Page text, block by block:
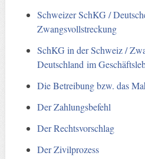
Schweizer SchKG /
Zwangsvollstreckung
SchKG in der Schweiz /
Deutschland im
Die Betreibung bzw. das
Der Zahlungsbefehl
Der Rechtsvorschlag
Der Zivilprozess